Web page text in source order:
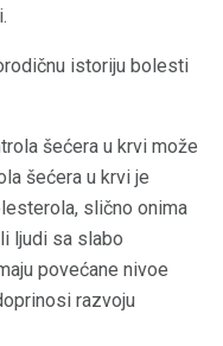
istoriju bolesti
šećera u krvi može
šećera u krvi je
slično onima
ljudi sa slabo
povećane nivoe
razvoju